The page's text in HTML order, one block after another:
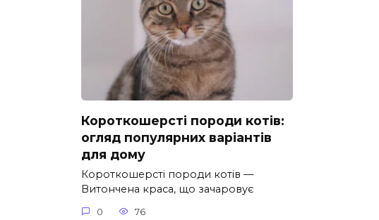
Короткошерсті породи котів:
огляд популярних варіантів
для дому
Короткошерсті породи котів —
Витончена краса, що зачаровує
0 76